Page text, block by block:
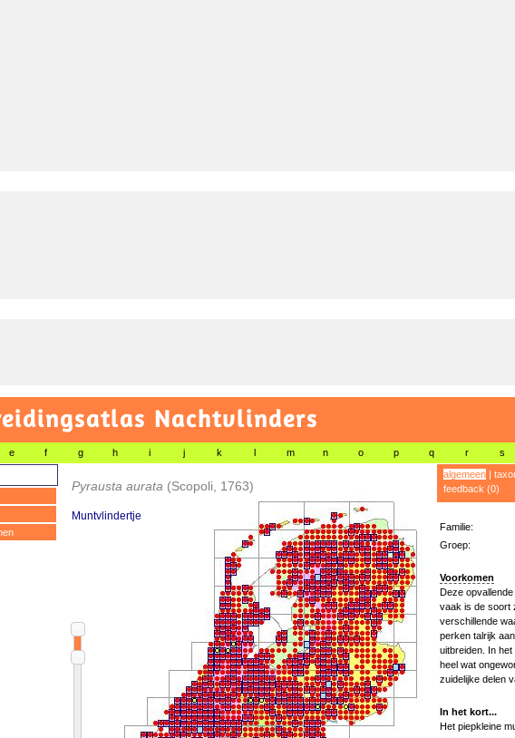
Nachtvlinders
e f g h i j k l m n o p q r s
Pyrausta aurata (Scopoli, 1763)
Muntvlindertje
algemeen|
feedback (0)
Familie:
Groep:
Voorkomen
Deze
vaak is de soort
verschillende
perken talrijk
uitbreiden. In
heel wat
zuidelijke delen
In het kort...
Het piepkleine